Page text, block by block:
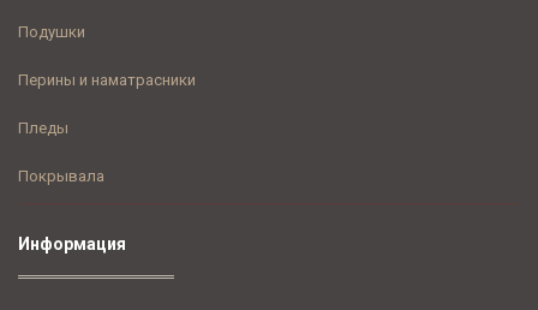
Подушки
Перины и наматрасники
Пледы
Покрывала
Информация